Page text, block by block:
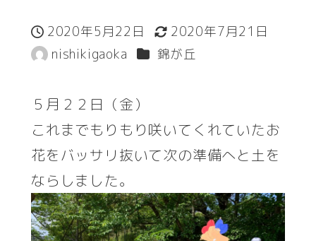
投稿日
2020年5月22日
更新日
2020年7月21日
著
nishikigaoka カテゴリー
錦が丘
５月２２日（金）
これまでもりもり咲いてくれていたお
花をバッサリ抜いて次の準備へと土を
ならしました。